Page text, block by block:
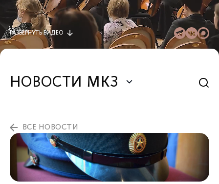
РАЗВЕРНУТЬВИДЕО
НОВОСТИ МКЗ
ВСЕ НОВОСТИ